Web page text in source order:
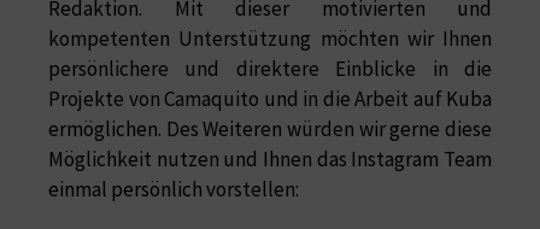
Redaktion. Mit dieser motivierten und
kompetenten Unterstützung möchten wir Ihnen
persönlichere und direktere Einblicke in die
Projekte von Camaquito und in die Arbeit auf Kuba
ermöglichen. Des Weiteren würden wir gerne diese
Möglichkeit nutzen und Ihnen das Instagram Team
einmal persönlich vorstellen: